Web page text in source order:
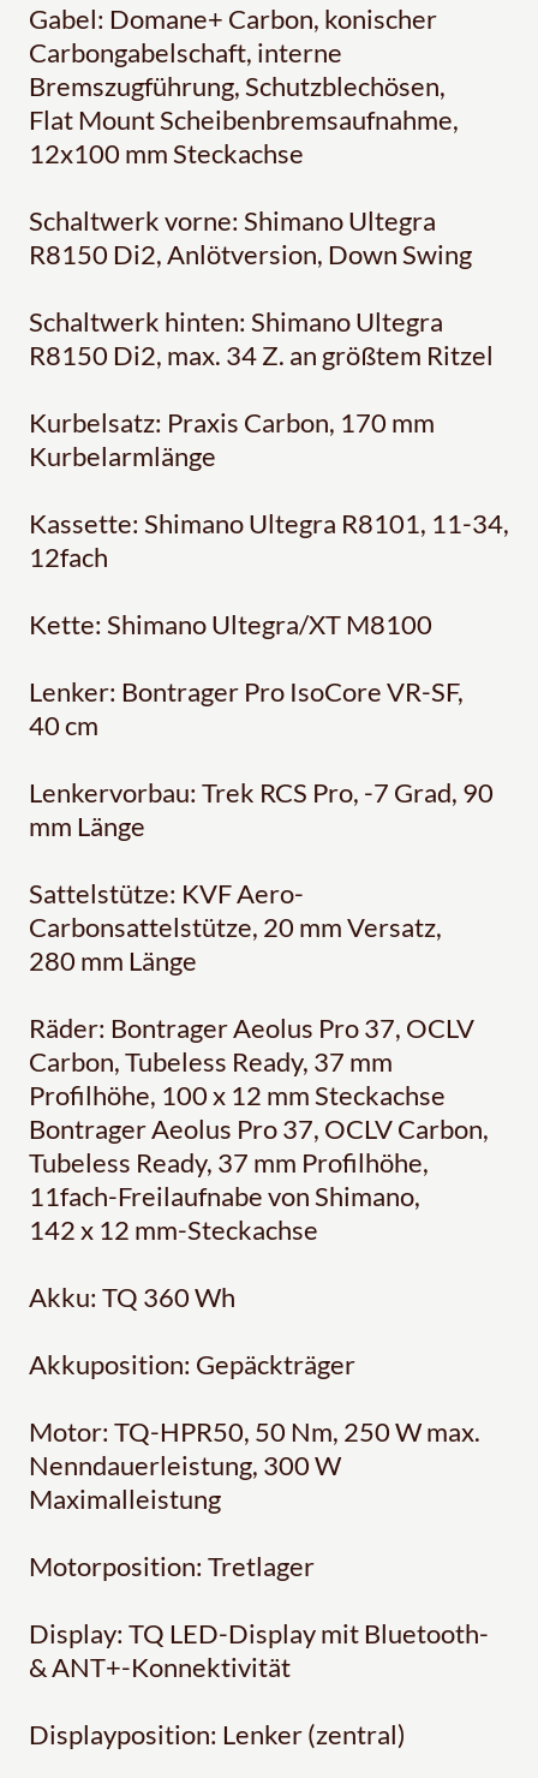
Gabel: Domane+ Carbon, konischer
Carbongabelschaft, interne
Bremszugführung, Schutzblechösen,
Flat Mount Scheibenbremsaufnahme,
12x100 mm Steckachse
Schaltwerk vorne: Shimano Ultegra
R8150 Di2, Anlötversion, Down Swing
Schaltwerk hinten: Shimano Ultegra
R8150 Di2, max. 34 Z. an größtem Ritzel
Kurbelsatz: Praxis Carbon, 170 mm
Kurbelarmlänge
Kassette: Shimano Ultegra R8101, 11-34,
12fach
Kette: Shimano Ultegra/XT M8100
Lenker: Bontrager Pro IsoCore VR-SF,
40 cm
Lenkervorbau: Trek RCS Pro, -7 Grad, 90
mm Länge
Sattelstütze: KVF Aero-
Carbonsattelstütze, 20 mm Versatz,
280 mm Länge
Räder: Bontrager Aeolus Pro 37, OCLV
Carbon, Tubeless Ready, 37 mm
Profilhöhe, 100 x 12 mm Steckachse
Bontrager Aeolus Pro 37, OCLV Carbon,
Tubeless Ready, 37 mm Profilhöhe,
11fach-Freilaufnabe von Shimano,
142 x 12 mm-Steckachse
Akku: TQ 360 Wh
Akkuposition: Gepäckträger
Motor: TQ-HPR50, 50 Nm, 250 W max.
Nenndauerleistung, 300 W
Maximalleistung
Motorposition: Tretlager
Display: TQ LED-Display mit Bluetooth-
& ANT+-Konnektivität
Displayposition: Lenker (zentral)